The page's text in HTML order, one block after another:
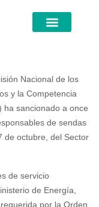
Nacional de los
y la Competencia
ha sancionado a once
de sendas
de octubre, del Sector
de servicio
de Energía,
por la Orden